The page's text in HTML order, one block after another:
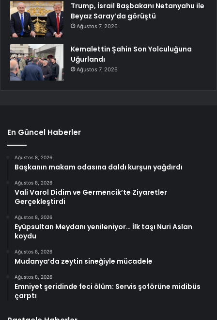
Trump, İsrail Başbakanı Netanyahu ile
Beyaz Saray’da görüştü
Ağustos 7, 2026
Kemalettin Şahin Son Yolculuğuna
Uğurlandı
Ağustos 7, 2026
En Güncel Haberler
Ağustos 8, 2026
Başkanın makam odasına daldı kurşun yağdırdı
Ağustos 8, 2026
Vali Varol Didim ve Germencik’te Ziyaretler
Gerçekleştirdi
Ağustos 8, 2026
Eyüpsultan Meydanı yenileniyor… İlk taşı Nuri Aslan
koydu
Ağustos 8, 2026
Mudanya’da zeytin sineğiyle mücadele
Ağustos 8, 2026
Emniyet şeridinde feci ölüm: Servis şoförüne midibüs
çarptı